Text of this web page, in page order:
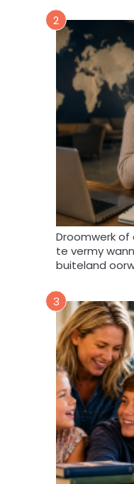
a
a
t
e
d
a
r
i
F
o
u
m
m
y
d
a
a
m
a
g
v
e
2
Droomwerk of
te vermy
buiteland
3